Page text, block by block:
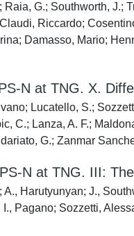
G.; Southworth, J.;
Riccardo;
Damasso, Mario;
N at TNG. X.
Lucatello, S.;
C.; Lanza, A. F.;
G.; Zanmar
N at TNG. III:
Harutyunyan; J.,
Pagano; Sozzetti,